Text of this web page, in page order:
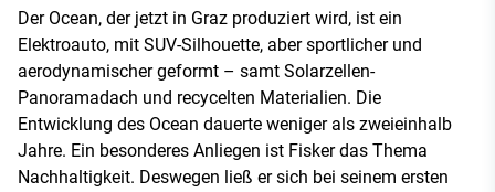
Der Ocean, der jetzt in Graz produziert wird, ist ein
Elektroauto, mit SUV-Silhouette, aber sportlicher und
aerodynamischer geformt – samt Solarzellen-
Panoramadach und recycelten Materialien. Die
Entwicklung des Ocean dauerte weniger als zweieinhalb
Jahre. Ein besonderes Anliegen ist Fisker das Thema
Nachhaltigkeit. Deswegen ließ er sich bei seinem ersten